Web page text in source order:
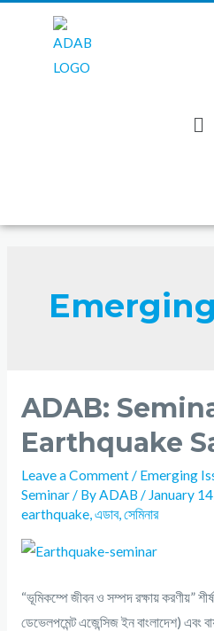
ADAB:
Earthquake
Leave a Comment/ Emerging
Seminar/ ByADAB / January
earthquake,এডাব,সেমিনার
“ভূমিকম্পে জীবন ও সম্পদ রক্ষায় করণীয়”
ডেভেলপমেন্ট এজেন্সিজ ইন বাংলাদেশ) এবং